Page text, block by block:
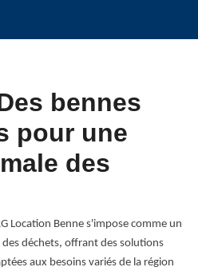
bennes
pour une
des
Location Benne s'impose comme un
déchets, offrant des solutions
aux besoins variés de la région